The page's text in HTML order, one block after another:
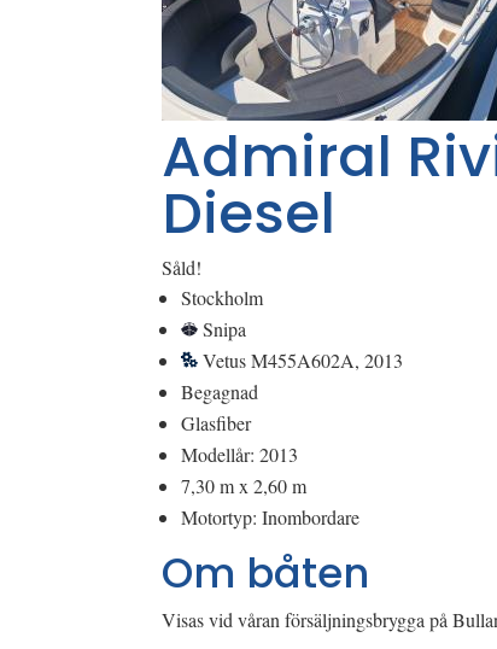
Admiral
Diesel
Såld!
Stockholm
Snipa
Vetus M455A602A, 2013
Begagnad
Glasfiber
Modellår: 2013
7,30 m x 2,60 m
Motortyp: Inombordare
Om båten
Visas vid våran försäljningsbrygga på